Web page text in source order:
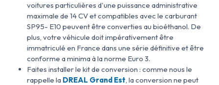
voitures particulières d'une puissance administrative
maximale de 14 CV et compatibles avec le carburant
SP95- E10 peuvent être converties au bioéthanol. De
plus, votre véhicule doit impérativement être
immatriculé en France dans une série définitive et être
conforme a minima à la norme Euro 3.
Faites installer le kit de conversion : comme nous le
rappelle la DREAL Grand Est, la conversion ne peut